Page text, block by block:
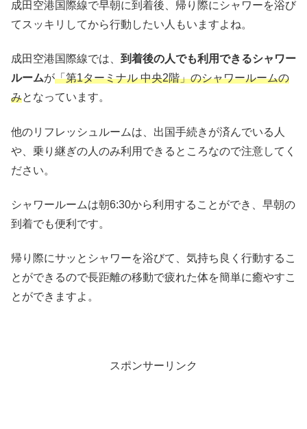
成田空港国際線で早朝に到着後、帰り際にシャワーを浴び
てスッキリしてから行動したい人もいますよね。
成田空港国際線では、 到着後の人でも利用できるシャワー
ルームが「第1ターミナル 中央2階」のシャワールームの
みとなっています。
他のリフレッシュルームは、出国手続きが済んでいる人
や、乗り継ぎの人のみ利用できるところなので注意してく
ださい。
シャワールームは朝6:30から利用することができ、早朝の
到着でも便利です。
帰り際にサッとシャワーを浴びて、気持ち良く行動するこ
とができるので長距離の移動で疲れた体を簡単に癒やすこ
とができますよ。
スポンサーリンク